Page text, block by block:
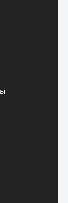
хочет